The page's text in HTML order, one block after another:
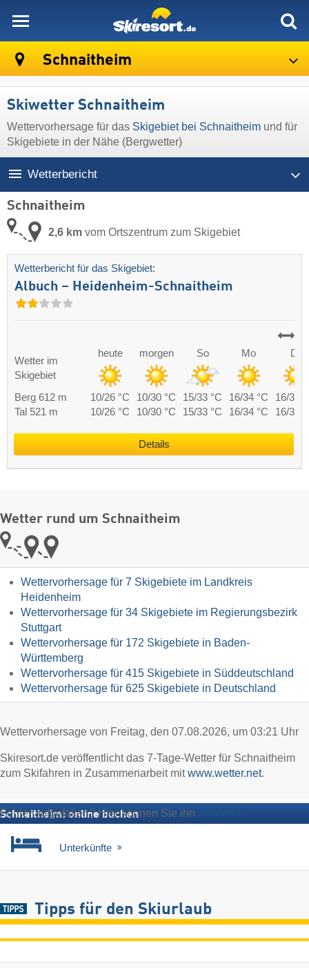
Schnaitheim
Skiwetter Schnaitheim
Wettervorhersage für das Skigebiet bei Schnaitheim und für
Skigebiete in der Nähe (Bergwetter)
Wetterbericht
Schnaitheim
2,6 km vom Ortszentrum zum Skigebiet
Wetterbericht für das Skigebiet:
Albuch – Heidenheim-Schnaitheim
Wetter im
Skigebiet
heute morgen So Mo Di
Berg 612 m 10/26 °C 10/30 °C 15/33 °C 16/34 °C
16/32
Tal 521 m
10/26 °C 10/30 °C 15/33 °C 16/34 °C 16/32
Details
Wetter rund um Schnaitheim
Wettervorhersage für 7 Skigebiete im Landkreis
Heidenheim
Wettervorhersage für 34 Skigebiete im Regierungsbezirk
Stuttgart
Wettervorhersage für 172 Skigebiete in Baden-
Württemberg
Wettervorhersage für 415 Skigebiete in Süddeutschland
Wettervorhersage für 625 Skigebiete in Deutschland
Wettervorhersage von Freitag, den 07.08.2026, um 03:21 Uhr
Skiresort.de veröffentlicht das 7-Tage-Wetter für Schnaitheim
zum Skifahren in Zusammenarbeit mitwww.wetter.net.
Fehler aufgefallen? Hier können Sie ihn
Schnaitheim: online buchen
Unterkünfte
Tipps für den Skiurlaub